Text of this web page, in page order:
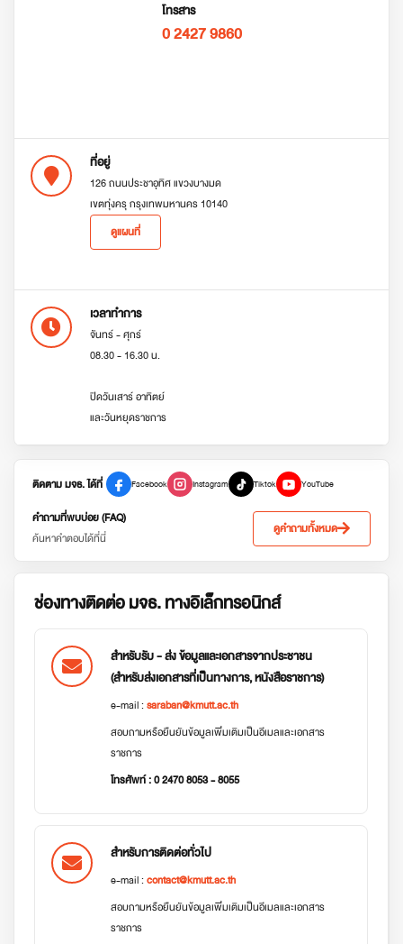
โทรสาร
0 2427 9860
ที่อยู่
126 ถนนประชาอุทิศ แขวงบางมด
เขตทุ่งครุ กรุงเทพมหานคร 10140
ดูแผนที่
เวลาทำการ
จันทร์ - ศุกร์
08.30 - 16.30 น.
ปิดวันเสาร์ อาทิตย์
และวันหยุดราชการ
ติดตาม มจธ. ได้ที่ Facebook Instagram Tiktok YouTube
คำถามที่พบบ่อย (FAQ)
ค้นหาคำตอบได้ที่นี่
ดูคำถามทั้งหมด
ช่องทางติดต่อ มจธ. ทางอิเล็กทรอนิกส์
สำหรับรับ - ส่ง ข้อมูลและเอกสารจากประชาชน
(สำหรับส่งเอกสารที่เป็นทางการ, หนังสือราชการ)
e-mail :saraban@kmutt.ac.th
สอบถามหรือยืนยันข้อมูลเพิ่มเติมเป็นอีเมลและเอกสาร
ราชการ
โทรศัพท์ : 0 2470 8053 - 8055
สำหรับการติดต่อทั่วไป
e-mail :contact@kmutt.ac.th
สอบถามหรือยืนยันข้อมูลเพิ่มเติมเป็นอีเมลและเอกสาร
ราชการ